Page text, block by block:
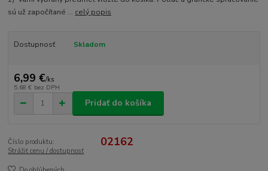
sú už započítané ... celý popis
Dostupnosť Skladom
6,99 €/ks
5,68 € bez DPH
Pridať do košíka
Číslo produktu: 02162
Strážiť cenu / dostupnosť